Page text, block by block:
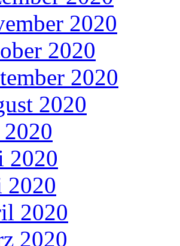
2020
2020
2020
2020
2020
2020
2020
2020